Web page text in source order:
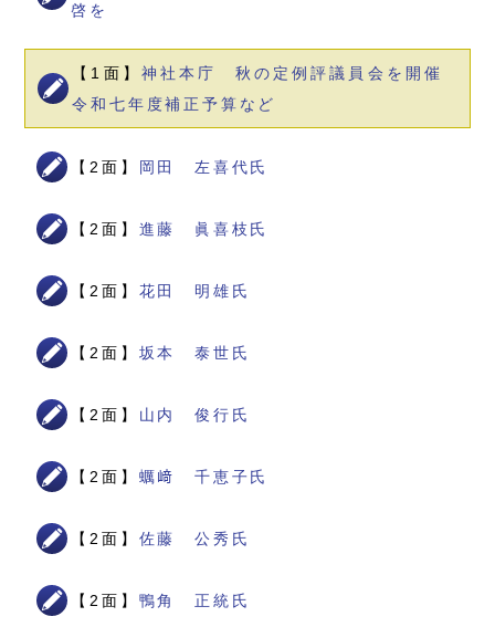
啓を
【1面】 神社本庁 秋の定例評議員会を開催
令和七年度補正予算など
【2面】 岡田 左喜代氏
【2面】 進藤 眞喜枝氏
【2面】 花田 明雄氏
【2面】 坂本 泰世氏
【2面】 山内 俊行氏
【2面】 蠣﨑 千恵子氏
【2面】 佐藤 公秀氏
【2面】 鴨角 正統氏